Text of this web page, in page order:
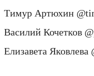
Тимур Артюхин
Василий Кочетков
Елизавета Яковлева